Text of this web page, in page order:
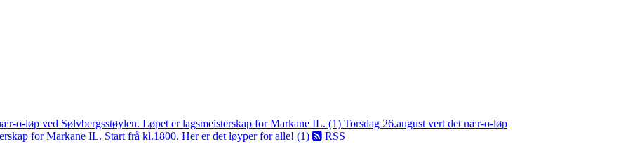
o-løp ved Sølvbergsstøylen. Løpet er lagsmeisterskap for Markane IL. (1) Torsdag 26.august vert det nær-o-løp
for Markane IL. Start frå kl.1800. Her er det løyper for alle! (1)
RSS